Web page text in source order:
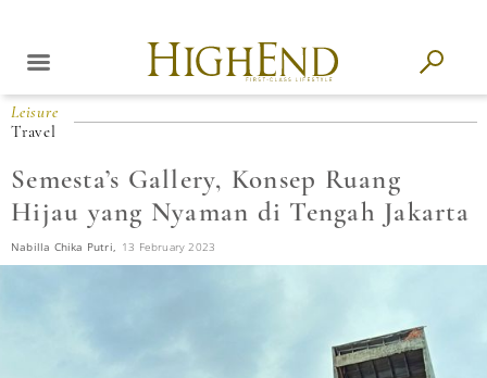
Leisure
Travel
Semesta’s Gallery, Konsep Ruang
Hijau yang Nyaman di Tengah Jakarta
Nabilla Chika Putri, 13 February 2023